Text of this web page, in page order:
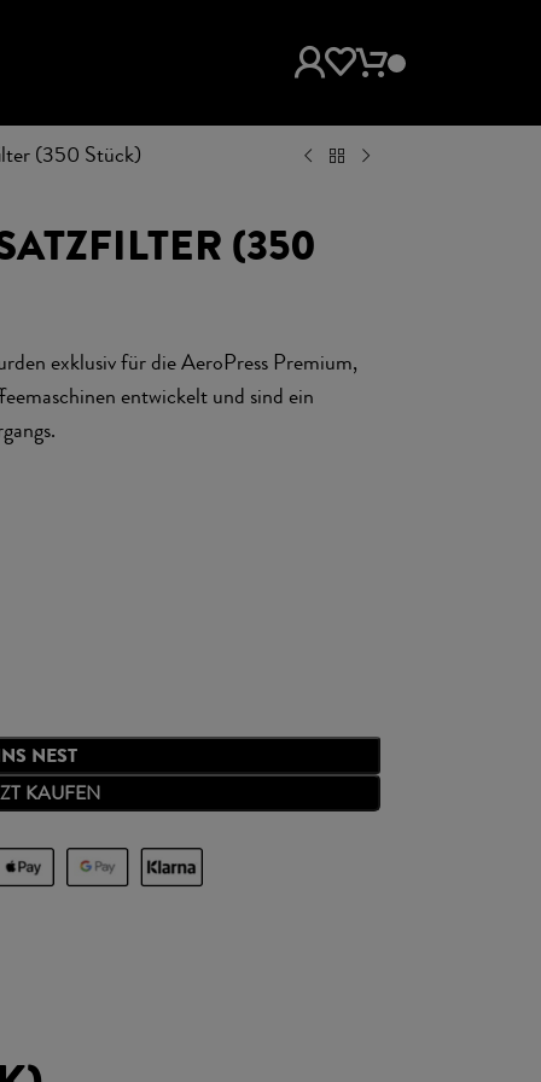
(350 Stück)
(350
exklusiv für die AeroPress Premium,
entwickelt und sind ein
NEST
KAUFEN